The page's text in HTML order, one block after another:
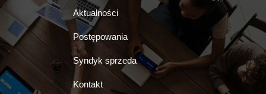
Aktualności
Postępowania
Syndyk sprzeda
Kontakt